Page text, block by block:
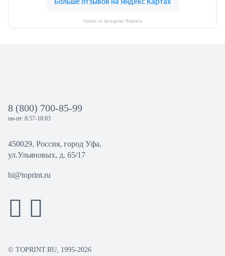
toprint.ru на картах Яндекса
8 (800) 700-85-99
пн-пт: 8:57-18:03
450029, Россия, город Уфа,
ул.Ульяновых, д. 65/17
hi@toprint.ru
© TOPRINT.RU, 1995-2026